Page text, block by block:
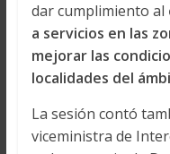
dar cumplimiento al
a servicios en las
mejorar las
localidades del
La sesión contó
viceministra de